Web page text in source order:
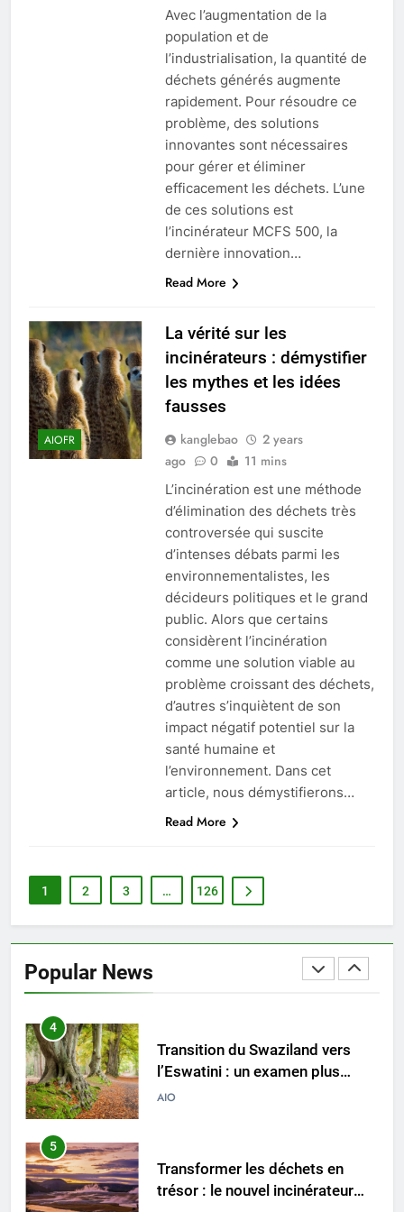
Avec l’augmentation de la
population et de
l’industrialisation, la quantité de
déchets générés augmente
rapidement. Pour résoudre ce
problème, des solutions
innovantes sont nécessaires
pour gérer et éliminer
efficacement les déchets. L’une
de ces solutions est
l’incinérateur MCFS 500, la
dernière innovation…
Read More
AIOFR
La vérité sur les
incinérateurs : démystifier
les mythes et les idées
fausses
kanglebao
2 years
ago
0 11 mins
L’incinération est une méthode
d’élimination des déchets très
controversée qui suscite
d’intenses débats parmi les
environnementalistes, les
décideurs politiques et le grand
public. Alors que certains
considèrent l’incinération
comme une solution viable au
problème croissant des déchets,
d’autres s’inquiètent de son
impact négatif potentiel sur la
santé humaine et
l’environnement. Dans cet
article, nous démystifierons…
Read More
1 2 3 … 126
Popular News
Transformer les déchets en
trésor : le nouvel incinérateur
d’Eswatini favorise la
préservation de l’environnement
AIO
L’incinérateur révolutionnaire
d’Eswatini révolutionne la
gestion des déchets en Afrique
La démarche audacieuse
d’Eswatini vers une élimination
durable des déchets avec un
nouvel incinérateur
AIO
8
Du Swaziland à l’Eswatini : un
d’incinération du pays
AIO
La solution d’incinération
d’Eswatini suscite un débat
environnemental
AIO
Eswatini adopte une approche
durable avec un nouveau
système d’incinérateur
Transformer les déchets en
plus vert
4
l’Eswatini : un examen plus
approfondi de l’incinérateur de
5
Transformer les déchets en
trésor : le nouvel incinérateur
d’Eswatini favorise la
AIO
6
L’incinérateur révolutionnaire
d’Eswatini révolutionne la